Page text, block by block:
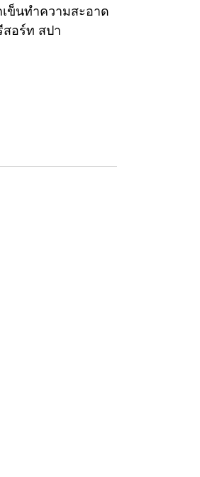
เข็นทำความสะอาด
สอร์ท สปา